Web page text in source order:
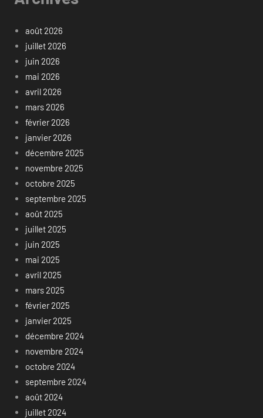
août 2026
juillet 2026
juin 2026
mai 2026
avril 2026
mars 2026
février 2026
janvier 2026
décembre 2025
novembre 2025
octobre 2025
septembre 2025
août 2025
juillet 2025
juin 2025
mai 2025
avril 2025
mars 2025
février 2025
janvier 2025
décembre 2024
novembre 2024
octobre 2024
septembre 2024
août 2024
juillet 2024